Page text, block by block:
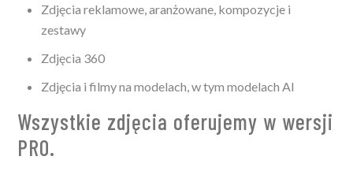
Zdjęcia reklamowe, aranżowane, kompozycje i
zestawy
Zdjęcia 360
Zdjęcia i filmy na modelach, w tym modelach AI
Wszystkie zdjęcia oferujemy w wersji
PRO.